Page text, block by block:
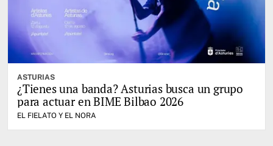
ASTURIAS
¿Tienes una banda? Asturias busca un grupo
para actuar en BIME Bilbao 2026
EL FIELATO Y EL NORA